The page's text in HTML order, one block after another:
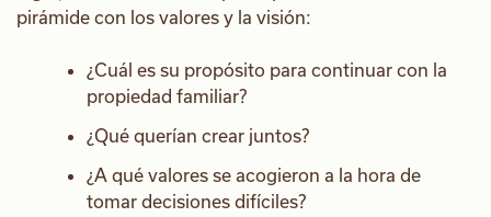
pirámide con los valores y la visión:
¿Cuál es su propósito para continuar con la
propiedad familiar?
¿Qué querían crear juntos?
¿A qué valores se acogieron a la hora de
tomar decisiones difíciles?